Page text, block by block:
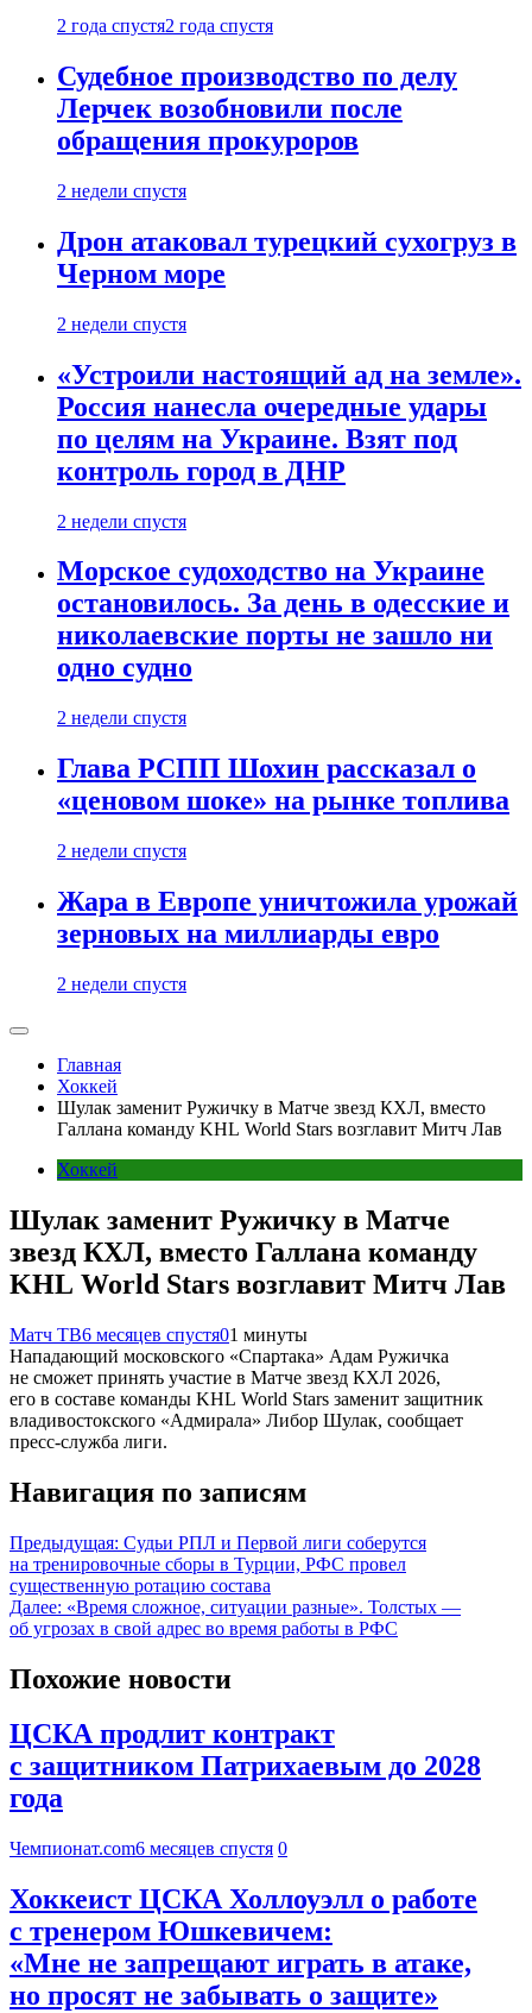
2 года спустя2 года спустя
Судебное производство по делу
Лерчек возобновили после
обращения прокуроров
2 недели спустя
Дрон атаковал турецкий сухогруз в
Черном море
2 недели спустя
«Устроили настоящий ад на земле».
Россия нанесла очередные удары
по целям на Украине. Взят под
контроль город в ДНР
2 недели спустя
Морское судоходство на Украине
остановилось. За день в одесские и
николаевские порты не зашло ни
одно судно
2 недели спустя
Глава РСПП Шохин рассказал о
«ценовом шоке» на рынке топлива
2 недели спустя
Жара в Европе уничтожила урожай
зерновых на миллиарды евро
2 недели спустя
Главная
Хоккей
Шулак заменит Ружичку в Матче звезд КХЛ, вместо
Галлана команду KHL World Stars возглавит Митч Лав
Хоккей
Шулак заменит Ружичку в Матче
звезд КХЛ, вместо Галлана команду
KHL World Stars возглавит Митч Лав
Матч ТВ6 месяцев спустя01 минуты
Нападающий московского «Спартака» Адам Ружичка
не сможет принять участие в Матче звезд КХЛ 2026,
его в составе команды KHL World Stars заменит защитник
владивостокского «Адмирала» Либор Шулак, сообщает
пресс‑служба лиги.
Навигация по записям
Предыдущая: Судьи РПЛ и Первой лиги соберутся
на тренировочные сборы в Турции, РФС провел
существенную ротацию состава
Далее: «Время сложное, ситуации разные». Толстых —
об угрозах в свой адрес во время работы в РФС
Похожие новости
ЦСКА продлит контракт
с защитником Патрихаевым до 2028
года
Чемпионат.com6 месяцев спустя 0
Хоккеист ЦСКА Холлоуэлл о работе
с тренером Юшкевичем:
«Мне не запрещают играть в атаке,
но просят не забывать о защите»